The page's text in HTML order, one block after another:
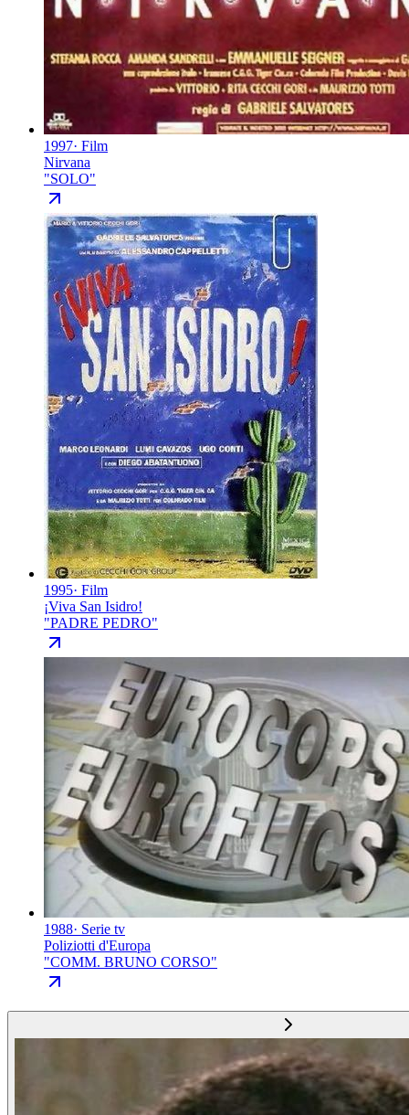
1997· Film
Nirvana
"SOLO"
1995· Film
¡Viva San Isidro!
"PADRE PEDRO"
1988· Serie tv
Poliziotti d'Europa
"COMM. BRUNO CORSO"